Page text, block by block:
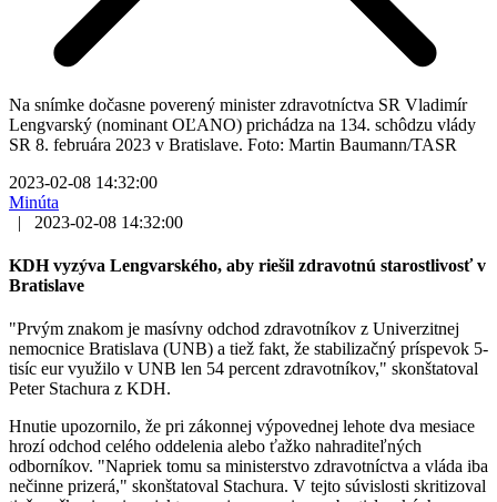
Na snímke dočasne poverený minister zdravotníctva SR Vladimír
Lengvarský (nominant OĽANO) prichádza na 134. schôdzu vlády
SR 8. februára 2023 v Bratislave. Foto: Martin Baumann/TASR
2023-02-08 14:32:00
Minúta
|
2023-02-08 14:32:00
KDH vyzýva Lengvarského, aby riešil zdravotnú starostlivosť v
Bratislave
"Prvým znakom je masívny odchod zdravotníkov z Univerzitnej
nemocnice Bratislava (UNB) a tiež fakt, že stabilizačný príspevok 5-
tisíc eur využilo v UNB len 54 percent zdravotníkov," skonštatoval
Peter Stachura z KDH.
Hnutie upozornilo, že pri zákonnej výpovednej lehote dva mesiace
hrozí odchod celého oddelenia alebo ťažko nahraditeľných
odborníkov. "Napriek tomu sa ministerstvo zdravotníctva a vláda iba
nečinne prizerá," skonštatoval Stachura. V tejto súvislosti skritizoval